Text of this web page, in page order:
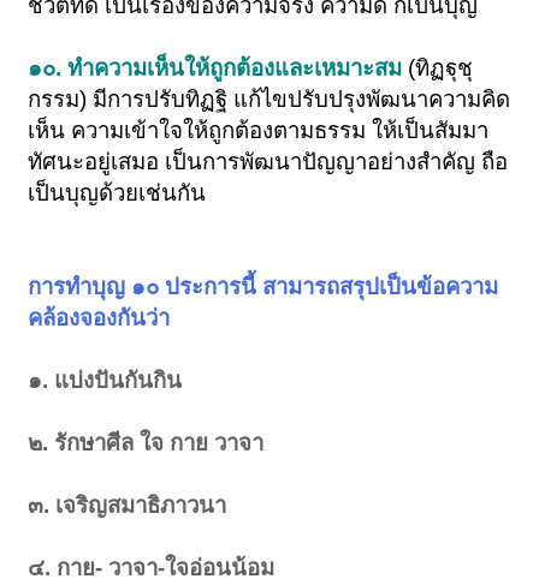
ชีวิตที่ดี เป็นเรื่องของความจริง ความดี ก็เป็นบุญ
๑๐. ทำความเห็นให้ถูกต้องและเหมาะสม (ทิฏฐุชุ
กรรม) มีการปรับทิฏฐิ แก้ไขปรับปรุงพัฒนาความคิด
เห็น ความเข้าใจให้ถูกต้องตามธรรม ให้เป็นสัมมา
ทัศนะอยู่เสมอ เป็นการพัฒนาปัญญาอย่างสำคัญ ถือ
เป็นบุญด้วยเช่นกัน
การทำบุญ ๑๐ ประการนี้ สามารถสรุปเป็นข้อความ
คล้องจองกันว่า
๑. แบ่งปันกันกิน
๒. รักษาศีล ใจ กาย วาจา
๓. เจริญสมาธิภาวนา
๔. กาย- วาจา-ใจอ่อนน้อม